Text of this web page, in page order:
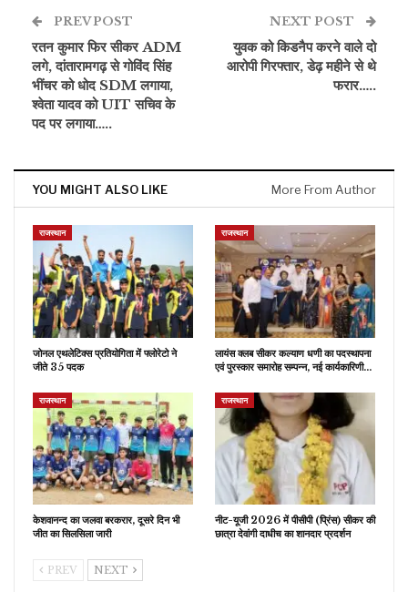
PREV POST
रतन कुमार फिर सीकर ADM
लगे, दांतारामगढ़ से गोविंद सिंह
भींचर को धोद SDM लगाया,
श्वेता यादव को UIT सचिव के
पद पर लगाया…..
NEXT POST
युवक को किडनैप करने वाले दो
आरोपी गिरफ्तार, डेढ़ महीने से थे
फरार…..
YOU MIGHT ALSO LIKE More From Author
राजस्थान
जोनल एथलेटिक्स प्रतियोगिता में फ्लोरेटो ने
जीते 35 पदक
राजस्थान
लायंस क्लब सीकर कल्याण धणी का पदस्थापना
एवं पुरस्कार समारोह सम्पन्न, नई कार्यकारिणी…
राजस्थान
केशवानन्द का जलवा बरकरार, दूसरे दिन भी
जीत का सिलसिला जारी
राजस्थान
नीट-यूजी 2026 में पीसीपी (प्रिंस) सीकर की
छात्रा देवांगी दाधीच का शानदार प्रदर्शन
PREV NEXT